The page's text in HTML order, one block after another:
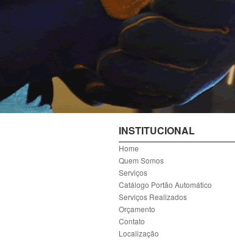
INSTITUCIONAL
Home
Quem Somos
Serviços
Catálogo Portão Automático
Serviços Realizados
Orçamento
Contato
Localização